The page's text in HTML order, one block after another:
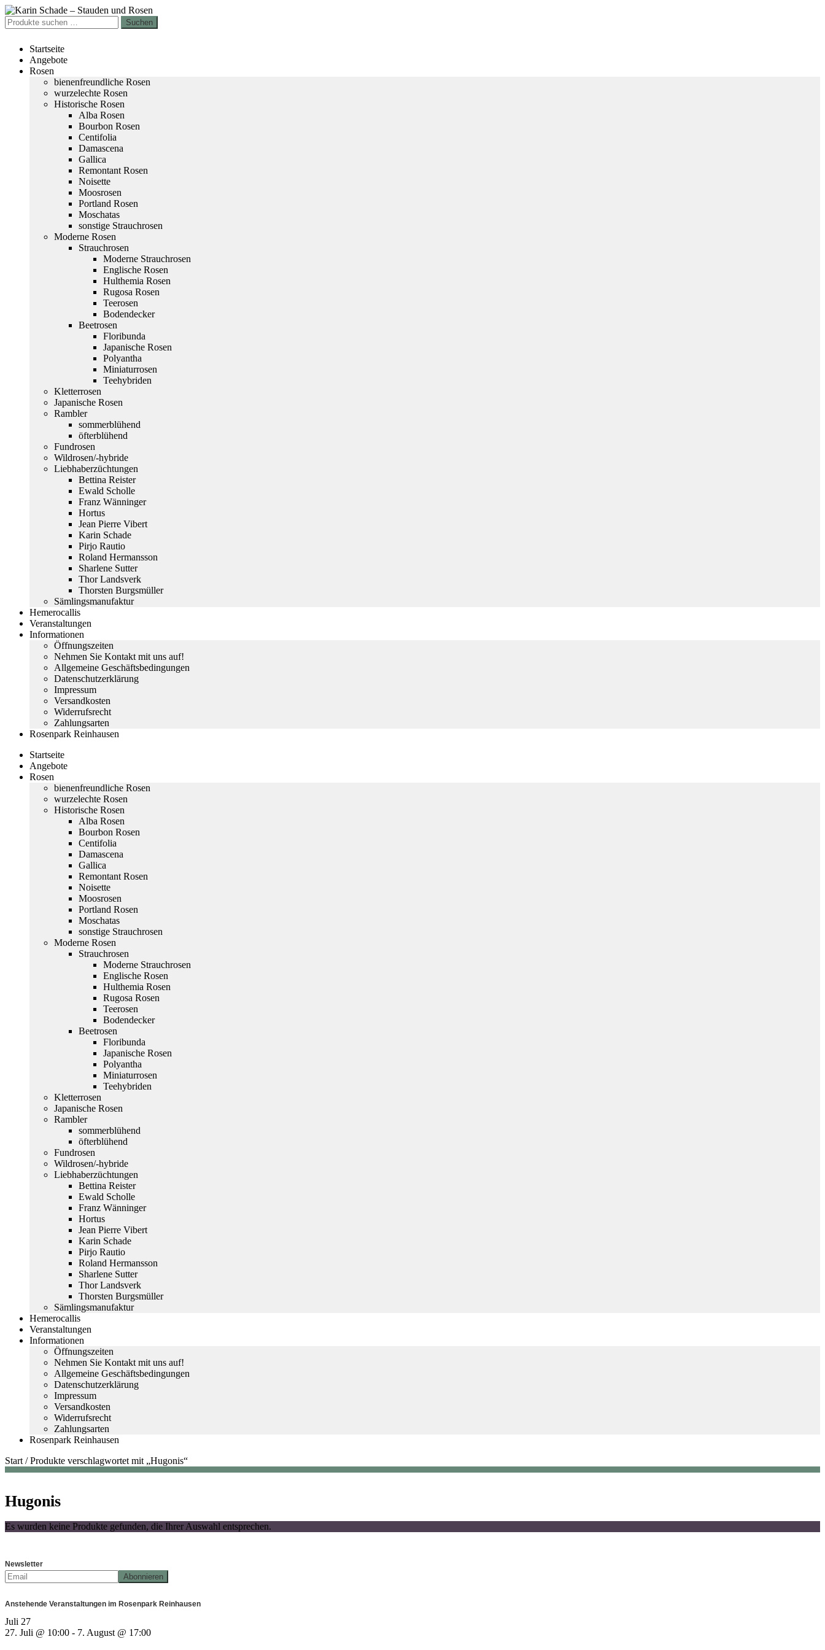
Zur
Navigation
springen
Zum
Inhalt
springen
Suchen
nach:
Suchen
Startseite
Angebote
Rosen
bienenfreundliche Rosen
wurzelechte Rosen
Historische Rosen
Alba Rosen
Bourbon Rosen
Centifolia
Damascena
Gallica
Remontant Rosen
Noisette
Moosrosen
Portland Rosen
Moschatas
sonstige Strauchrosen
Moderne Rosen
Strauchrosen
Moderne Strauchrosen
Englische Rosen
Hulthemia Rosen
Rugosa Rosen
Teerosen
Bodendecker
Beetrosen
Floribunda
Japanische Rosen
Polyantha
Miniaturrosen
Teehybriden
Kletterrosen
Japanische Rosen
Rambler
sommerblühend
öfterblühend
Fundrosen
Wildrosen/-hybride
Liebhaberzüchtungen
Bettina Reister
Ewald Scholle
Franz Wänninger
Hortus
Jean Pierre Vibert
Karin Schade
Pirjo Rautio
Roland Hermansson
Sharlene Sutter
Thor Landsverk
Thorsten Burgsmüller
Sämlingsmanufaktur
Hemerocallis
Veranstaltungen
Informationen
Öffnungszeiten
Nehmen Sie Kontakt mit uns auf!
Allgemeine Geschäftsbedingungen
Datenschutzerklärung
Impressum
Versandkosten
Widerrufsrecht
Zahlungsarten
Rosenpark Reinhausen
Startseite
Angebote
Rosen
bienenfreundliche Rosen
wurzelechte Rosen
Historische Rosen
Alba Rosen
Bourbon Rosen
Centifolia
Damascena
Gallica
Remontant Rosen
Noisette
Moosrosen
Portland Rosen
Moschatas
sonstige Strauchrosen
Moderne Rosen
Strauchrosen
Moderne Strauchrosen
Englische Rosen
Hulthemia Rosen
Rugosa Rosen
Teerosen
Bodendecker
Beetrosen
Floribunda
Japanische Rosen
Polyantha
Miniaturrosen
Teehybriden
Kletterrosen
Japanische Rosen
Rambler
sommerblühend
öfterblühend
Fundrosen
Wildrosen/-hybride
Liebhaberzüchtungen
Bettina Reister
Ewald Scholle
Franz Wänninger
Hortus
Jean Pierre Vibert
Karin Schade
Pirjo Rautio
Roland Hermansson
Sharlene Sutter
Thor Landsverk
Thorsten Burgsmüller
Sämlingsmanufaktur
Hemerocallis
Veranstaltungen
Informationen
Öffnungszeiten
Nehmen Sie Kontakt mit uns auf!
Allgemeine Geschäftsbedingungen
Datenschutzerklärung
Impressum
Versandkosten
Widerrufsrecht
Zahlungsarten
Rosenpark Reinhausen
Start /Produkte verschlagwortet mit „Hugonis“
Hugonis
Es wurden keine Produkte gefunden, die Ihrer Auswahl entsprechen.
Newsletter
Anstehende Veranstaltungen im Rosenpark Reinhausen
Juli 27
27. Juli @ 10:00 - 7. August @ 17:00